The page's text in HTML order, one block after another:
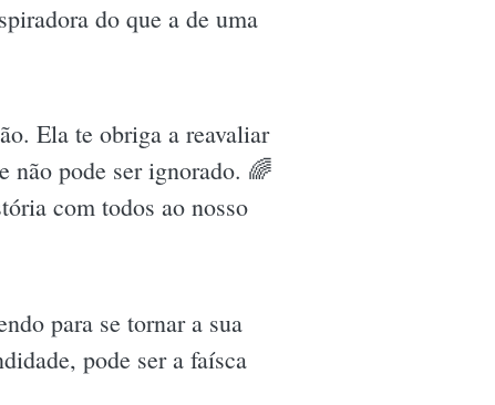
do que a de uma
Ela te obriga a reavaliar
não pode ser ignorado. 🌈
com todos ao nosso
para se tornar a sua
pode ser a faísca